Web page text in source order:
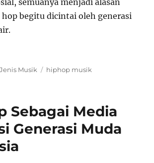
semuanya menjadi alasan
hop begitu dicintai oleh generasi
Categories
Jenis Musik Tags
hiphop musik
Sebagai Media
Generasi Muda